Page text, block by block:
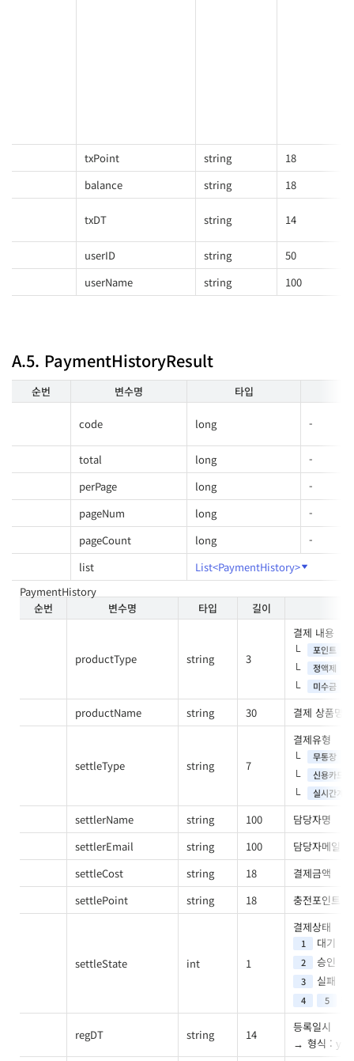
txPoint string 18
balance
string 18
txDT string 14
userID string 50
userName
string 100
A.5. PaymentHistoryResult
순번 변수명 타입
code long -
total long
-
perPage
long
-
pageNum
long
-
pageCount
long
-
list
List<PaymentHistory>
PaymentHistory
순번
변수명 타입 길이
productType string 3
결제 내용
포인트
정액제
미수금
productName string 30 결제 상품명
settleType string 7
결제유형
무통장
신용카드
실시간계
settlerName string 100
담당자명
settlerEmail
string 100
담당자메일
settleCost
string 18
결제금액
settlePoint
string 18 충전포인트
settleState int 1
결제상태
1 대기
2 승인
3 실패
4 5
regDT string 14
등록일시
형식 :